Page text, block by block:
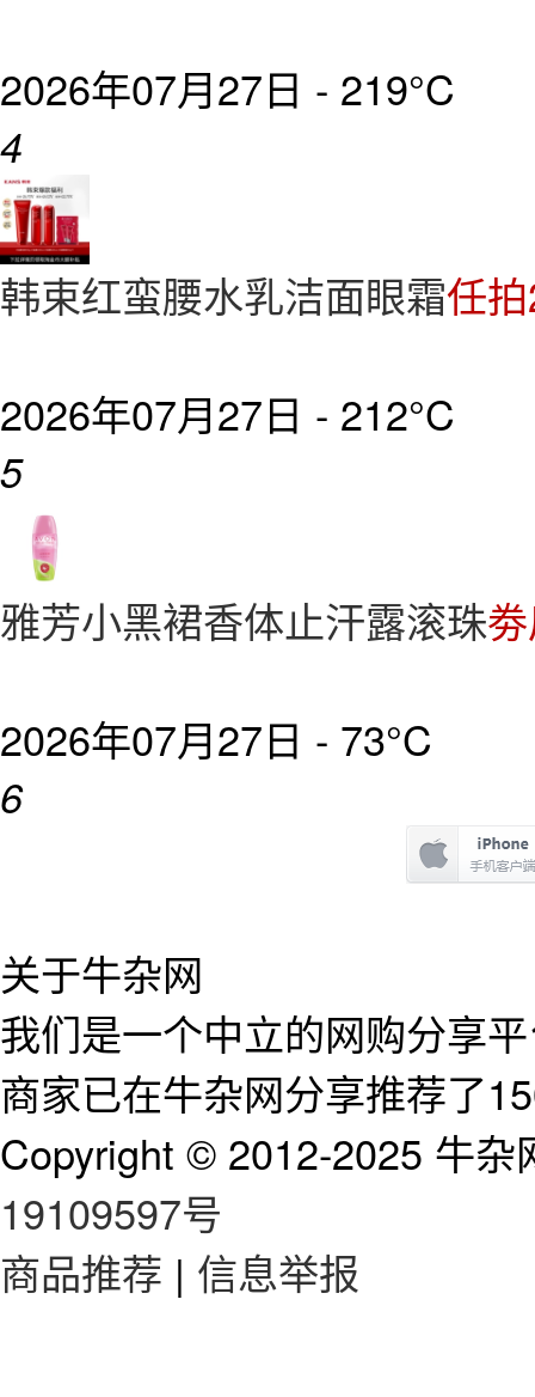
2026年07月27日 - 219°C
4
韩束红蛮腰水乳洁面眼霜任
2026年07月27日 - 212°C
5
雅芳小黑裙香体止汗露滚珠
2026年07月27日 - 73°C
6
关于牛杂网
我们是一个中立的网购分享
商家已在牛杂网分享推荐了
Copyright © 2012-2025 牛
19109597号
商品推荐 | 信息举报